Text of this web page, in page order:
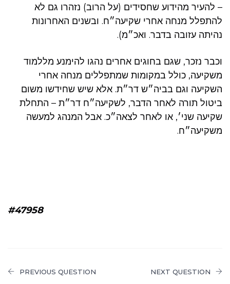
– להעיר מהידוע שחסידים (על הרוב) נזהרו גם לא
להתפלל מנחה אחרי שקיעה״ח. ובשנים האחרונות
נהיתה עזובה בדבר. ואכ״מ).
וכבר נזכר, שגם בחוגים אחרים נהגו להימנע מללמוד
משקיעה, כולל במקומות שמתפללים מנחה אחרי
השקיעה וגם בביה״ש דר״ת. אלא שיש שחידשו משום
ביטול תורה לאחר הדבר, לשקיעה״ח דר״ת – התחלת
שקיעה שני׳, או לאחר לצאה״כ. אבל המנהג למעשה
משקיעה״ח.
#47958
PREVIOUS QUESTION NEXT QUESTION